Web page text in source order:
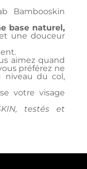
Bambooskin
base naturel,
une douceur
aimez quand
préférez ne
niveau du col,
votre visage
testés et